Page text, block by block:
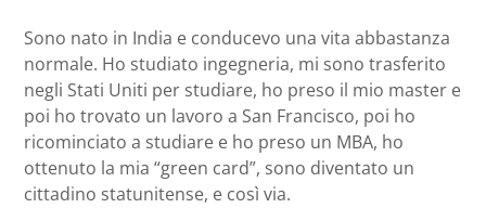
Sono nato in India e conducevo una vita abbastanza
normale. Ho studiato ingegneria, mi sono trasferito
negli Stati Uniti per studiare, ho preso il mio master e
poi ho trovato un lavoro a San Francisco, poi ho
ricominciato a studiare e ho preso un MBA, ho
ottenuto la mia “green card”, sono diventato un
cittadino statunitense, e così via.